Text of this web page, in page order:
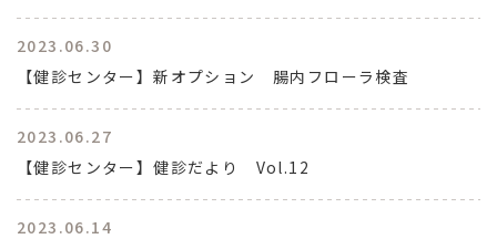
2023.06.30
【健診センター】新オプション 腸内フローラ検査
2023.06.27
【健診センター】健診だより Vol.12
2023.06.14